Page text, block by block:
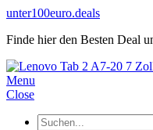
unter100euro.deals
Finde hier den Besten Deal
Menu
Close